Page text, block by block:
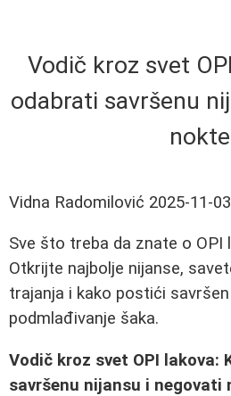
Vodič kroz svet
odabrati savršenu
nokte
Vidna Radomilović 2025-11-03
Sve što treba da znate o OPI
Otkrijte najbolje nijanse,
trajanja i kako postići
podmlađivanje šaka.
Vodič kroz svet OPI lakova:
savršenu nijansu i negovati